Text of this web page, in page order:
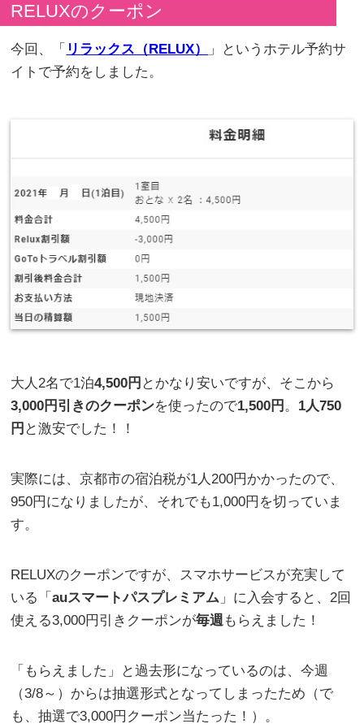
RELUXのクーポン
今回、「 リラックス（RELUX）
」というホテル予約サ
イトで予約をしました。
大人2名で1泊4,500円 とかなり安いですが、そこから
3,000円引きのクーポンを使ったので1,500円 。 1人750
円 と激安でした！！
実際には、京都市の宿泊税が1人200円かかったので、
950円になりましたが、それでも1,000円を切っていま
す。
RELUXのクーポンですが、スマホサービスが充実して
いる「auスマートパスプレミアム 」に入会すると、2回
使える3,000円引きクーポンが毎週 もらえました！
「もらえました」と過去形になっているのは、今週
（3/8～）からは抽選形式となってしまったため（で
も、抽選で3,000円クーポン当たった！）。